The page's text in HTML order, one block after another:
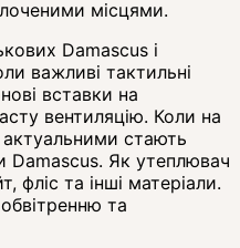
місцями.
Damascus і
важливі тактильні
вставки на
вентиляцію. Коли на
актуальними стають
Damascus. Як утеплювач
фліс та інші матеріали.
та